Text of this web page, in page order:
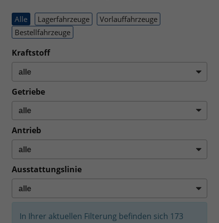
Alle Lagerfahrzeuge
Vorlauffahrzeuge
Bestellfahrzeuge
Kraftstoff
Getriebe
Antrieb
Ausstattungslinie
In Ihrer aktuellen Filterung befinden sich 173